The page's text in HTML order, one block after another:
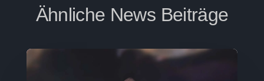
Ähnliche News Beiträge